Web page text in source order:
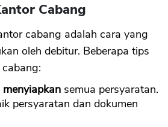
Cabang
cabang adalah cara yang
oleh debitur. Beberapa tips
semua persyaratan.
persyaratan dan dokumen